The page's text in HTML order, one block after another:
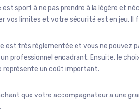
est sport à ne pas prendre à la légère et
vos limites et votre sécurité est en jeu. Il
est très réglementée et vous ne pouvez
un professionnel encadrant. Ensuite, le
représente un coût important.
que votre accompagnateur a une